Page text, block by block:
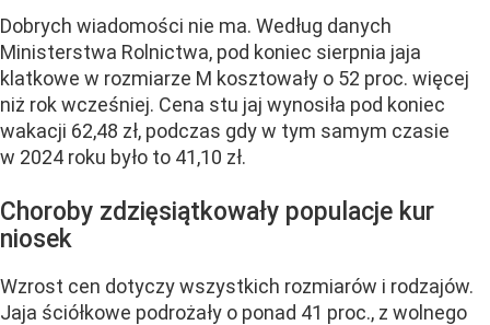
Dobrych wiadomości nie ma. Według danych
Ministerstwa Rolnictwa, pod koniec sierpnia jaja
klatkowe w rozmiarze M kosztowały o 52 proc. więcej
niż rok wcześniej. Cena stu jaj wynosiła pod koniec
wakacji 62,48 zł, podczas gdy w tym samym czasie
w 2024 roku było to 41,10 zł.
Choroby zdzięsiątkowały populacje kur
niosek
Wzrost cen dotyczy wszystkich rozmiarów i rodzajów.
Jaja ściółkowe podrożały o ponad 41 proc., z wolnego